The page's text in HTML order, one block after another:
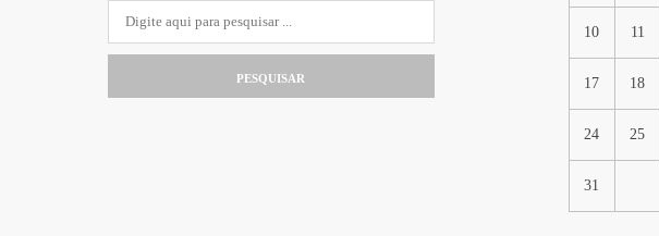
PESQUISAR
10 11
17 18
24 25
31